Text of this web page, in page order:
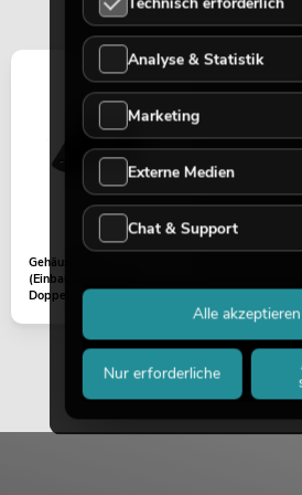
No. 11039482
OMNITRONIC PAS-215A
Top, aktiv, DSP
Gehäuseteil
(Einbauflansch) mit
Doppelwinkel PAS MK3
Analyse & Statistik
Marketing
Externe Medien
Chat & Support
Nur erforderliche
Alle akzeptieren